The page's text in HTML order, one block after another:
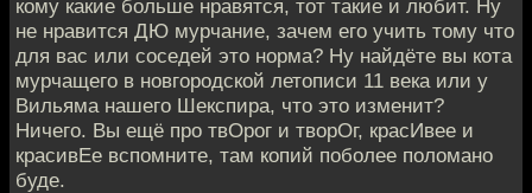
кому какие больше нравятся, тот такие и любит. Ну
не нравится ДЮ мурчание, зачем его учить тому что
для вас или соседей это норма? Ну найдёте вы кота
мурчащего в новгородской летописи 11 века или у
Вильяма нашего Шекспира, что это изменит?
Ничего. Вы ещё про твОрог и творОг, красИвее и
красивЕе вспомните, там копий поболее поломано
буде.